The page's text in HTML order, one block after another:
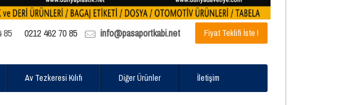
85 0212 462 70 85 info@pasaportkabi.net Fiyat Teklifi İste !
Av Tezkeresi Kılıfı Diğer Ürünler İletişim